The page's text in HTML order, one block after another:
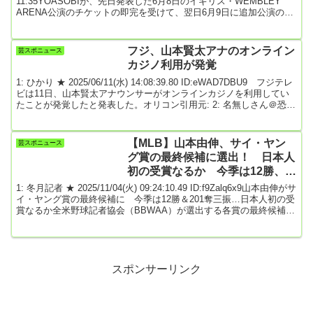
ARENA公演のチケットの即完を受けて、翌日6月9日に追加公演の実
日本人アーティスト史上最大規模のアジアアリーナツアーを敢行中
だ。さらに、3月にはアメリカ・ロサンゼルスで開催さ...
芸スポニュース
フジ、山本賢太アナのオンライン
カジノ利用が発覚
1: ひかり ★ 2025/06/11(水) 14:08:39.80 ID:eWAD7DBU9 フジテレ
ビは11日、山本賢太アナウンサーがオンラインカジノを利用してい
たことが発覚したと発表した。オリコン引用元: 2: 名無しさん＠恐縮
か4: 名無しさん＠恐縮です 2025/06/11(水) 14...
芸スポニュース
【MLB】山本由伸、サイ・ヤン
グ賞の最終候補に選出！ 日本人
初の受賞なるか 今季は12勝、
201奪三振、防御率2.49 PSは5
勝、防御率1.45
1: 冬月記者 ★ 2025/11/04(火) 09:24:10.49 ID:f9Zalq6x9山本由伸がサ
イ・ヤング賞の最終候補に 今季は12勝＆201奪三振…日本人初の受
賞なるか全米野球記者協会（BBWAA）が選出する各賞の最終候補3
スポンサーリンク